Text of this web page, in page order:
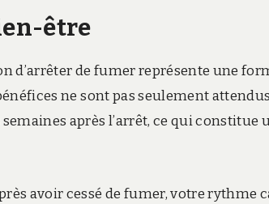
être
d’arrêter de fumer représente une
ne sont pas seulement
après l’arrêt, ce qui
avoir cessé de fumer, votre